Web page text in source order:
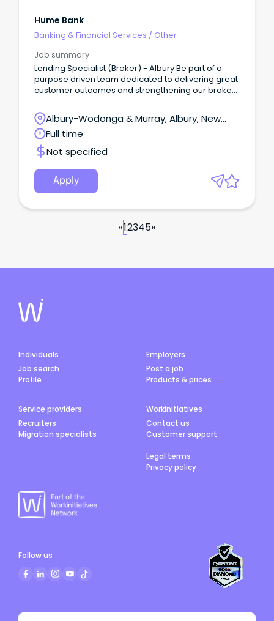
Hume Bank
Banking & Financial Services / Other
Job summary
Lending Specialist (Broker) - Albury Be part of a
purpose driven team dedicated to delivering great
customer outcomes and strengthening our broker
Albury-Wodonga & Murray, Albury, New
South Wales
Full time
Not specified
Apply
«12345»
Individuals
Job search
Profile
Employers
Post a job
Products & prices
Service providers
Recruiters
Migration specialists
Workinitiatives
Contact us
Customer support
Legal terms
Privacy policy
Follow us